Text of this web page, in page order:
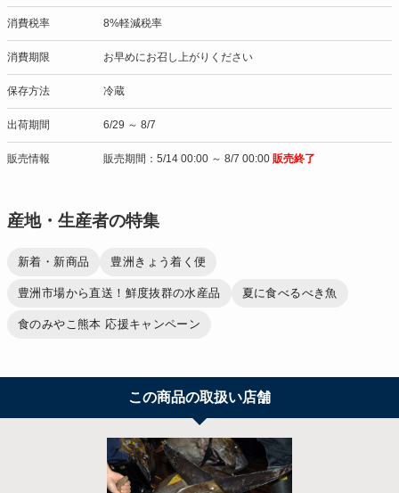
消費税率 8%軽減税率
消費期限 お早めにお召し上がりください
保存方法 冷蔵
出荷期間 6/29 ～ 8/7
販売情報 販売期間：5/14 00:00 ～ 8/7 00:00 販売終了
産地・生産者の特集
新着・新商品 豊洲きょう着く便
豊洲市場から直送！鮮度抜群の水産品 夏に食べるべき魚
食のみやこ熊本 応援キャンペーン
この商品の取扱い店舗